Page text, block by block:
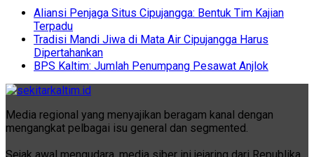
Aliansi Penjaga Situs Cipujangga: Bentuk Tim Kajian
Terpadu
Tradisi Mandi Jiwa di Mata Air Cipujangga Harus
Dipertahankan
BPS Kaltim: Jumlah Penumpang Pesawat Anjlok
Media regional yang menyajikan beragam kanal dengan
mengangkat pelbagai isu general dan segmented.